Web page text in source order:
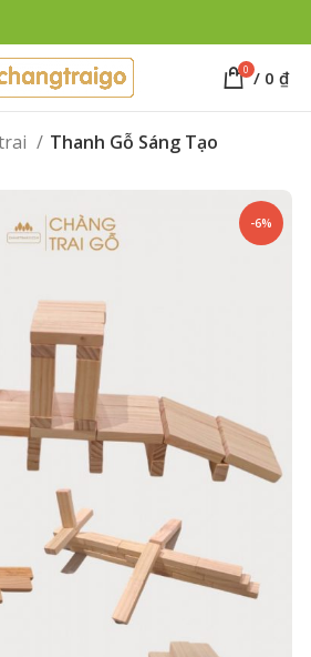
0 / 0 ₫
Thanh Gỗ Sáng Tạo
-6%